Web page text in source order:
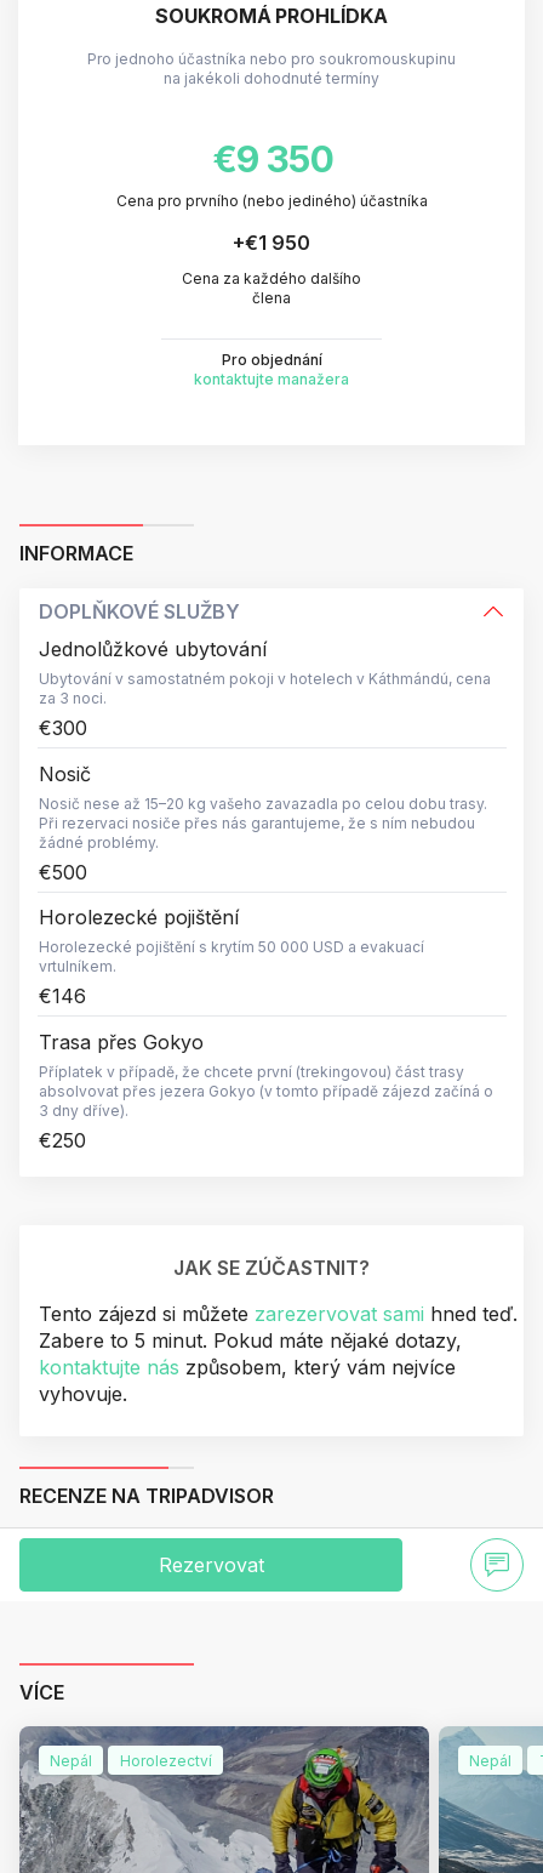
SOUKROMÁ PROHLÍDKA
Pro jednoho účastníka nebo pro soukromouskupinu
na jakékoli dohodnuté termíny
€9 350
Cena pro prvního (nebo jediného) účastníka
+€1 950
Cena za každého dalšího
člena
Pro objednání
kontaktujte manažera
INFORMACE
DOPLŇKOVÉ SLUŽBY
Jednolůžkové ubytování
Ubytování v samostatném pokoji v hotelech v Káthmándú, cena
za 3 noci.
€300
Nosič
Nosič nese až 15–20 kg vašeho zavazadla po celou dobu trasy.
Při rezervaci nosiče přes nás garantujeme, že s ním nebudou
žádné problémy.
€500
Horolezecké pojištění
Horolezecké pojištění s krytím 50 000 USD a evakuací
vrtulníkem.
€146
Trasa přes Gokyo
Příplatek v případě, že chcete první (trekingovou) část trasy
absolvovat přes jezera Gokyo (v tomto případě zájezd začíná o
3 dny dříve).
€250
JAK SE ZÚČASTNIT?
Tento zájezd si můžete zarezervovat sami hned teď.
Zabere to 5 minut. Pokud máte nějaké dotazy,
kontaktujte nás způsobem, který vám nejvíce
vyhovuje.
RECENZE NA TRIPADVISOR
Rezervovat
VÍCE
Nepál Horolezectví Nepál